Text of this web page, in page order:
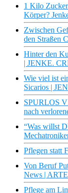
1 Kilo
Körper?
Zwischen
den Straßen
Hinter den
| JENKE.
Wie viel ist
Sicarios |
SPURLOS
nach
“Was willst
Pflegen statt
Von Beruf
News | ARTE
Pflege am